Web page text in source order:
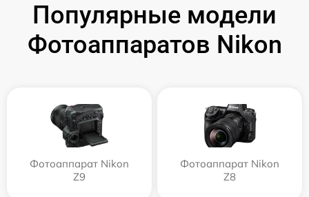
Популярные модели
Фотоаппаратов Nikon
Фотоаппарат Nikon
Z9
Фотоаппарат Nikon
Z8